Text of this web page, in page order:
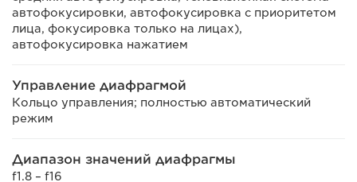
автофокусировки, автофокусировка с приоритетом
лица, фокусировка только на лицах),
автофокусировка нажатием
Управление диафрагмой
Кольцо управления; полностью автоматический
режим
Диапазон значений диафрагмы
f1.8 – f16